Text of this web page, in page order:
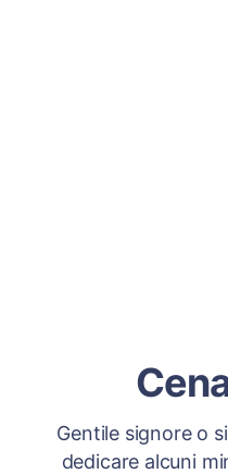
Gentile signore o
dedicare alcuni